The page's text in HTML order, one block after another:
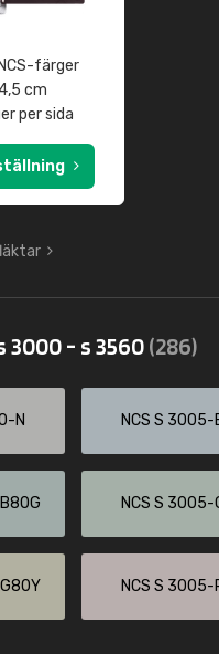
färger
cm
per sida
3000 - s 3560(286)
N NCS S 3005-
NCS S 3005-
NCS S 3005-